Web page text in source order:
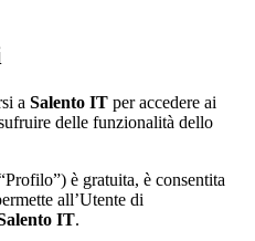
a Salento IT per accedere ai
delle funzionalità dello
è gratuita, è consentita
all’Utente di
IT.